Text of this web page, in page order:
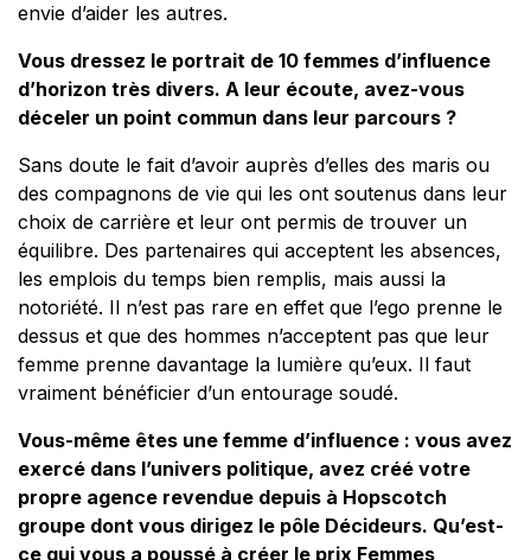
envie d’aider les autres.
Vous dressez le portrait de 10 femmes d’influence
d’horizon très divers. A leur écoute, avez-vous
déceler un point commun dans leur parcours ?
Sans doute le fait d’avoir auprès d’elles des maris ou
des compagnons de vie qui les ont soutenus dans leur
choix de carrière et leur ont permis de trouver un
équilibre. Des partenaires qui acceptent les absences,
les emplois du temps bien remplis, mais aussi la
notoriété. Il n’est pas rare en effet que l’ego prenne le
dessus et que des hommes n’acceptent pas que leur
femme prenne davantage la lumière qu’eux. Il faut
vraiment bénéficier d’un entourage soudé.
Vous-même êtes une femme d’influence : vous avez
exercé dans l’univers politique, avez créé votre
propre agence revendue depuis à Hopscotch
groupe dont vous dirigez le pôle Décideurs. Qu’est-
ce qui vous a poussé à créer le prix Femmes